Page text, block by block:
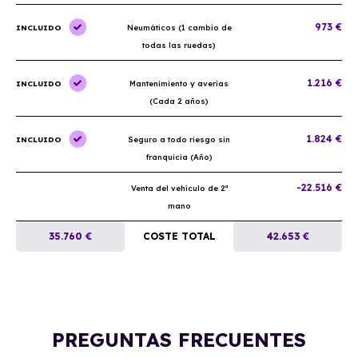
INCLUIDO
Neumáticos (1 cambio de
todas las ruedas)
973 €
INCLUIDO
Mantenimiento y averías
(Cada 2 años)
1.216 €
INCLUIDO
Seguro a todo riesgo sin
franquicia (Año)
1.824 €
Venta del vehículo de 2ª
mano
-22.516 €
35.760 € COSTE TOTAL 42.653 €
PREGUNTAS FRECUENTES